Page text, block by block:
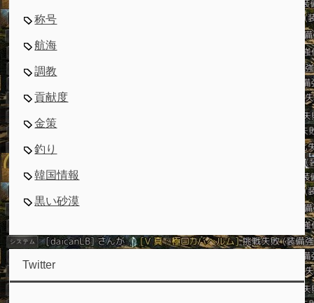
称号
航海
調教
貢献度
金策
釣り
韓国情報
黒い砂漠
Twitter